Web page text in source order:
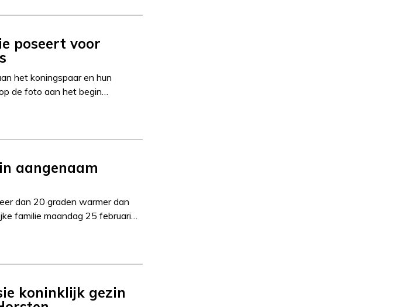
poseert voor
het koningspaar en hun
de foto aan het begin…
aangenaam
dan 20 graden warmer dan
familie maandag 25 februari…
koninklijk gezin